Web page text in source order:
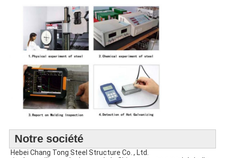
Notre société
Hebei Chang Tong Steel Structure Co. , Ltd.